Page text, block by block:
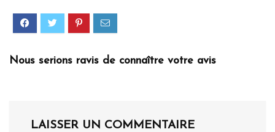
Nous serions ravis de connaître votre avis
LAISSER UN COMMENTAIRE